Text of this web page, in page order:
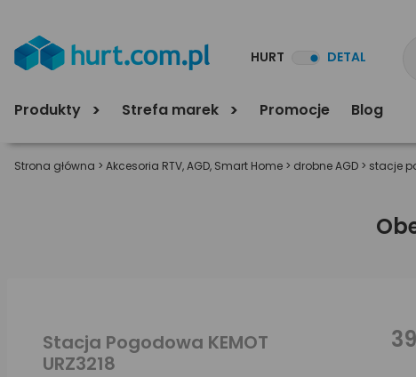
HURT DETAL
Produkty Strefa marek Promocje Blog
Strona główna > Akcesoria RTV, AGD, Smart Home > drobne AGD > stacje
Stacja Pogodowa KEMOT
URZ3218